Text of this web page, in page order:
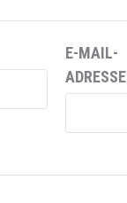
E-MAIL-
ADRESSE